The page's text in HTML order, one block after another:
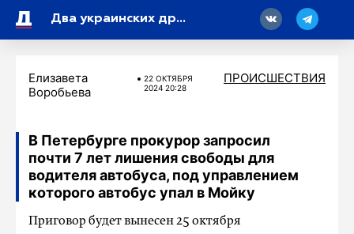
Два украинских дрона сбили над Россией
Елизавета
Воробьева
22 ОКТЯБРЯ
2024 20:28
ПРОИСШЕСТВИЯ
В Петербурге прокурор запросил
почти 7 лет лишения свободы для
водителя автобуса, под управлением
которого автобус упал в Мойку
Приговор будет вынесен 25 октября